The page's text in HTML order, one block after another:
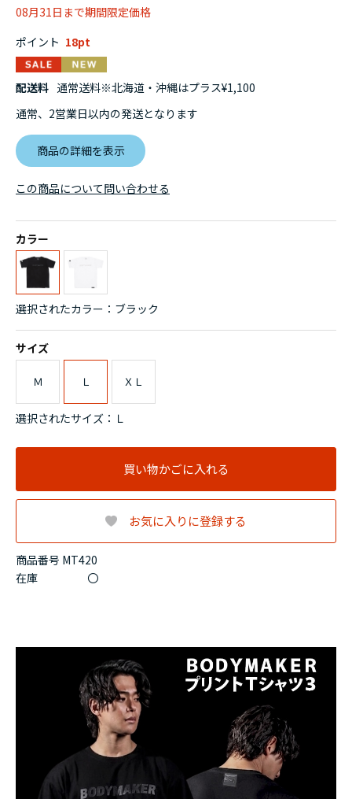
08月31日まで期間限定価格
商品番号 MT420
ポイント 18
在庫 〇
配送料 通常送料※北海道・沖縄はプラス¥1,100
通常、2営業日以内の発送となります
商品の詳細を表示
カラー
選択されたカラー：ブラック
サイズ
Ｍ Ｌ ＸＬ
選択されたサイズ：Ｌ
買い物かごに入れる
お気に入りに登録する
この商品について問い合わせる